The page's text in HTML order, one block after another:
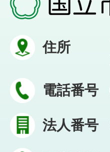
住所
電話番号
法人番号